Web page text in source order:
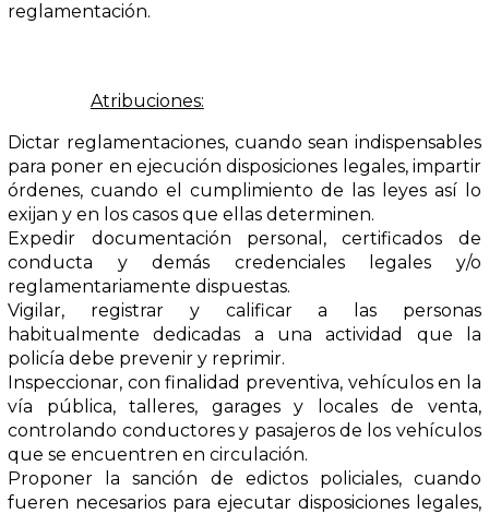
reglamentación.
Atribuciones:
Dictar reglamentaciones, cuando sean indispensables
para poner en ejecución disposiciones legales, impartir
órdenes, cuando el cumplimiento de las leyes así lo
exijan y en los casos que ellas determinen.
Expedir documentación personal, certificados de
conducta y demás credenciales legales y/o
reglamentariamente dispuestas.
Vigilar, registrar y calificar a las personas
habitualmente dedicadas a una actividad que la
policía debe prevenir y reprimir.
Inspeccionar, con finalidad preventiva, vehículos en la
vía pública, talleres, garages y locales de venta,
controlando conductores y pasajeros de los vehículos
que se encuentren en circulación.
Proponer la sanción de edictos policiales, cuando
fueren necesarios para ejecutar disposiciones legales,